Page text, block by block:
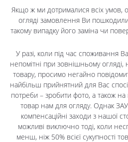
Якщо ж ми дотрималися всіх умов,
огляді замовлення Ви
такому випадку його заміна чи
У разі, коли під час споживання
непомітні при зовнішньому
товару, просимо негайно
найбільш прийнятний для Вас
потреби – зробити фото, а також
товар нам для огляду. Однак
компенсаційні заходи з нашої
можливі виключно тоді, коли
менш, ніж 50% всієї сукупності